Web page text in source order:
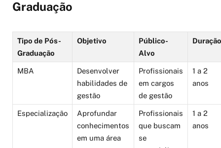
Graduação
Tipo de Pós-
Graduação
Objetivo
Público-
Alvo
Duração
MBA
Desenvolver
habilidades de
gestão
Profissionais
em cargos
de gestão
1 a 2
anos
Especialização
Aprofundar
conhecimentos
em uma área
Profissionais
que buscam
se
1 a 2
anos